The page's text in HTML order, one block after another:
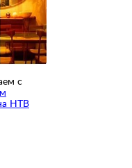
с
НТВ